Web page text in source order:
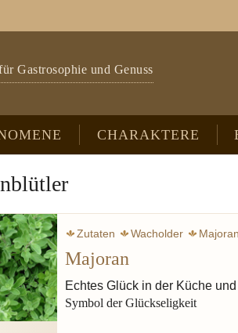
Gastrosophie und Genuss
CHARAKTERE
Zutaten Wacholder Majoran
Majoran
Echtes Glück in der Küche
Symbol der Glückseligkeit